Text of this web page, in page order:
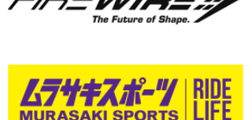
米山予報士
banpaku